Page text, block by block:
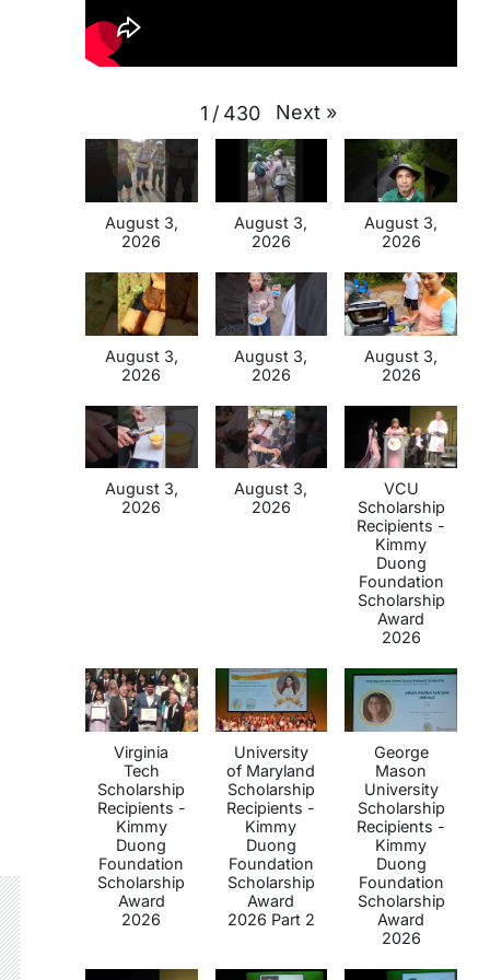
1 / 430 Next »
August 3,
2026
August 3,
2026
August 3,
2026
August 3,
2026
August 3,
2026
August 3,
2026
August 3,
2026
August 3,
2026
VCU
Scholarship
Recipients -
Kimmy
Duong
Foundation
Scholarship
Award
2026
Virginia
Tech
Scholarship
Recipients -
Kimmy
Duong
Foundation
Scholarship
Award
2026
University
of Maryland
Scholarship
Recipients -
Kimmy
Duong
Foundation
Scholarship
Award
2026 Part 2
George
Mason
University
Scholarship
Recipients -
Kimmy
Duong
Foundation
Scholarship
Award
2026